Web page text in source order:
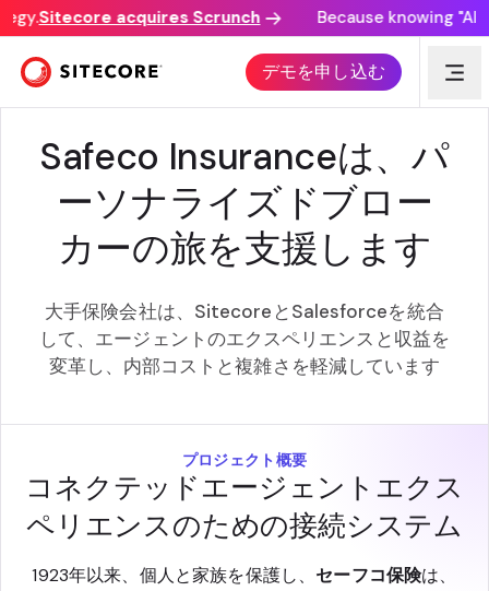
Sitecore acquires Scrunch Because knowing "AI
デモを申し込む
ケーススタディー
Safeco Insuranceは、パ
ーソナライズドブロー
カーの旅を支援します
大手保険会社は、SitecoreとSalesforceを統合
して、エージェントのエクスペリエンスと収益を
変革し、内部コストと複雑さを軽減しています
プロジェクト概要
コネクテッドエージェントエクス
ペリエンスのための接続システム
1923年以来、個人と家族を保護し、 セーフコ保険は、